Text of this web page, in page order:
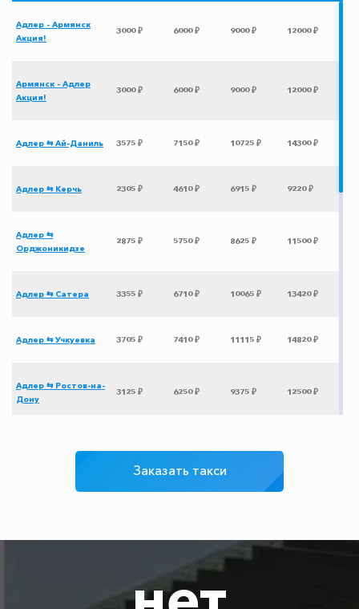
Адлер - Армянск
Акция!
3000 ₽ 6000 ₽ 9000 ₽ 12000 ₽
Армянск - Адлер
Акция!
3000 ₽ 6000 ₽ 9000 ₽ 12000 ₽
Адлер ⇆ Ай-Даниль 3575 ₽ 7150 ₽ 10725 ₽ 14300 ₽
Адлер ⇆ Керчь 2305 ₽ 4610 ₽ 6915 ₽ 9220 ₽
Адлер ⇆
Орджоникидзе
2875 ₽ 5750 ₽ 8625 ₽ 11500 ₽
Адлер ⇆ Сатера 3355 ₽ 6710 ₽ 10065 ₽ 13420 ₽
Адлер ⇆ Учкуевка 3705 ₽ 7410 ₽ 11115 ₽ 14820 ₽
Адлер ⇆ Ростов-на-
Дону
3125 ₽ 6250 ₽ 9375 ₽ 12500 ₽
1610 ₽ 3220 ₽ 4830 ₽
2850 ₽ 5700 ₽
Заказать такси